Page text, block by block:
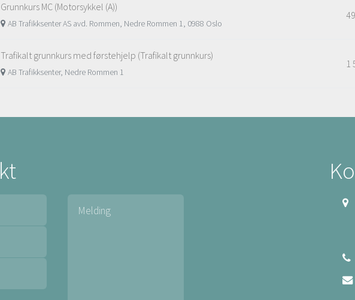
Grunnkurs MC (Motorsykkel (A))
AB Trafikksenter AS avd. Rommen, Nedre Rommen 1, 0988 Oslo
Trafikalt grunnkurs med førstehjelp (Trafikalt grunnkurs)
AB Trafikksenter, Nedre Rommen 1
1